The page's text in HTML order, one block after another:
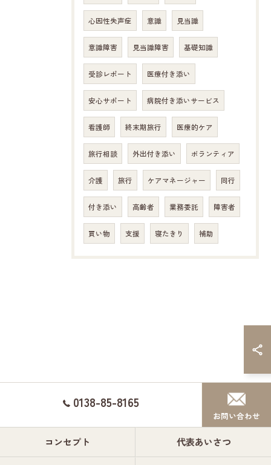
心因性失声症 意識 見当識
意識障害 見当識障害 基礎知識
受診レポート 医療付き添い
安心サポート 病院付き添いサービス
看護師 終末期旅行 医療的ケア
旅行相談 外出付き添い ボランティア
介護 旅行 ケアマネージャー 同行
付き添い 高齢者 業務委託 障害者
買い物 支援 寝たきり 補助
0138-85-8165
お問い合わせ
コンセプト 代表あいさつ